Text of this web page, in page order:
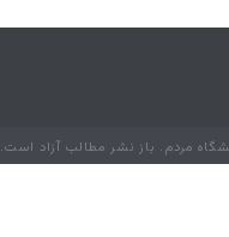
مردم. باز نشر مطالب آزاد است.